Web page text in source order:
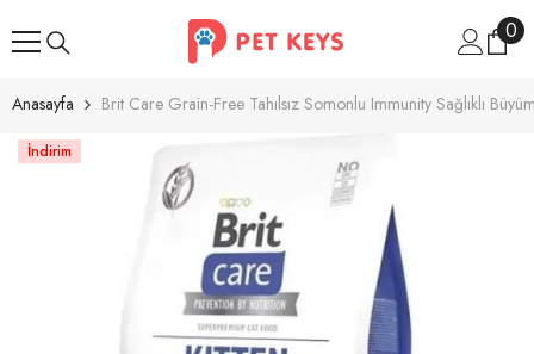
00
Anasayfa Brit Care Grain-Free Tahılsız Somonlu Immunity Sağlıklı
İndirim